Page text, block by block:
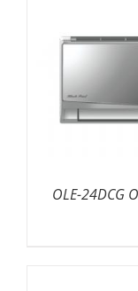
OLE-24DCG